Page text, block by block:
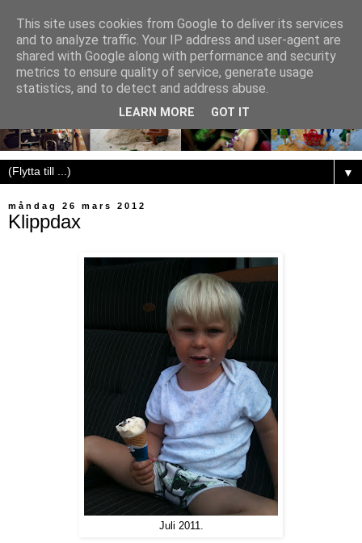
▼
måndag 26 mars 2012
Klippdax
Juli 2011.
This site uses cookies from Google to deliver its services
and to analyze traffic. Your IP address and user-agent are
shared with Google along with performance and security
metrics to ensure quality of service, generate usage
statistics, and to detect and address abuse.
LEARN MORE GOT IT